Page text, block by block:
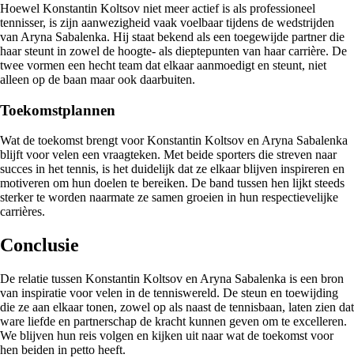
Hoewel Konstantin Koltsov niet meer actief is als professioneel
tennisser, is zijn aanwezigheid vaak voelbaar tijdens de wedstrijden
van Aryna Sabalenka. Hij staat bekend als een toegewijde partner die
haar steunt in zowel de hoogte- als dieptepunten van haar carrière. De
twee vormen een hecht team dat elkaar aanmoedigt en steunt, niet
alleen op de baan maar ook daarbuiten.
Toekomstplannen
Wat de toekomst brengt voor Konstantin Koltsov en Aryna Sabalenka
blijft voor velen een vraagteken. Met beide sporters die streven naar
succes in het tennis, is het duidelijk dat ze elkaar blijven inspireren en
motiveren om hun doelen te bereiken. De band tussen hen lijkt steeds
sterker te worden naarmate ze samen groeien in hun respectievelijke
carrières.
Conclusie
De relatie tussen Konstantin Koltsov en Aryna Sabalenka is een bron
van inspiratie voor velen in de tenniswereld. De steun en toewijding
die ze aan elkaar tonen, zowel op als naast de tennisbaan, laten zien dat
ware liefde en partnerschap de kracht kunnen geven om te excelleren.
We blijven hun reis volgen en kijken uit naar wat de toekomst voor
hen beiden in petto heeft.